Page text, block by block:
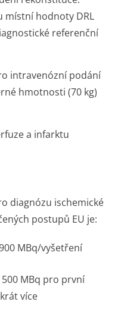
místní hodnoty DRL
referenční
intravenózní podání
hmotnosti (70 kg)
a infarktu
diagnózu ischemické
postupů EU je:
MBq/vyšetření
MBq pro první
více